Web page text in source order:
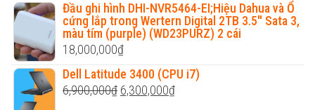
Đầu ghi hình DHI-NVR5464-EI;Hiệu Dahua và Ổ
cứng lắp trong Wertern Digital 2TB 3.5'' Sata 3,
màu tím (purple) (WD23PURZ) 2 cái
18,000,000₫
Dell Latitude 3400 (CPU i7)
6,900,000₫ Original
6,300,000₫Current